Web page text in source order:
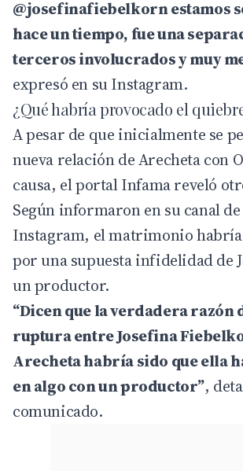
@josefinafiebelkorn estamos
hace un tiempo, fue una
terceros involucrados y muy
expresó en su Instagram.
¿Qué habría provocado el
A pesar de que inicialmente se
nueva relación de Arecheta con
causa, el portalInfamareveló
Según informaron en su canal
Instagram, el matrimonio
por una supuesta infidelidad de
un productor.
“Dicen que la verdadera razón
ruptura entre Josefina
Arecheta habría sido que ella
en algo con un productor”,
comunicado.